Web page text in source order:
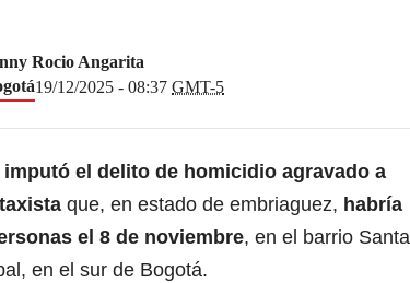
Rocio Angarita
19/12/2025 - 08:37 GMT-5
el delito de homicidio agravado a
que, en estado de embriaguez, habría
el 8 de noviembre, en el barrio Santa
en el sur de Bogotá.